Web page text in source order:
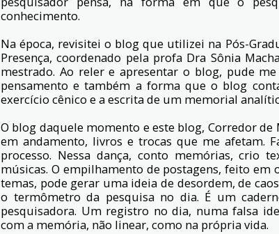
conhecimento.
Na época, revisitei o blog que utilizei na Pós-
Presença, coordenado pela profa Dra Sônia
mestrado. Ao reler e apresentar o blog, pude
pensamento e também a forma que o blog
exercício cênico e a escrita de um memorial
O blog daquele momento e este blog, Corredor
em andamento, livros e trocas que me afetam.
processo. Nessa dança, conto memórias, crio
músicas. O empilhamento de postagens, feito
temas, pode gerar uma ideia de desordem, de
o termômetro da pesquisa no dia. É um
pesquisadora. Um registro no dia, numa falsa
com a memória, não linear, como na própria vida.